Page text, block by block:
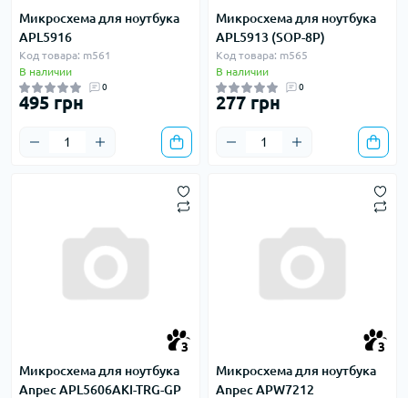
Микросхема для ноутбука
APL5916
Код товара: m561
В наличии
0
495 грн
Микросхема для ноутбука
APL5913 (SOP-8P)
Код товара: m565
В наличии
0
277 грн
3
Микросхема для ноутбука
Anpec APL5606AKI-TRG-GP
3
Микросхема для ноутбука
Anpec APW7212